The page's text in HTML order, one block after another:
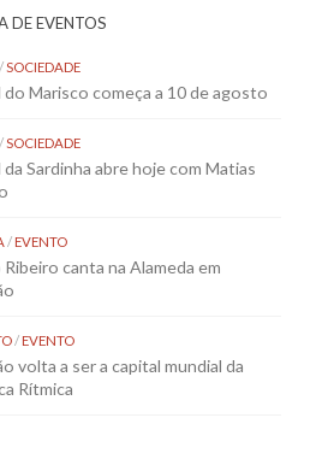
DE EVENTOS
SOCIEDADE
do Marisco começa a 10 de agosto
SOCIEDADE
da Sardinha abre hoje com Matias
/EVENTO
Ribeiro canta na Alameda em
/EVENTO
volta a ser a capital mundial da
Rítmica